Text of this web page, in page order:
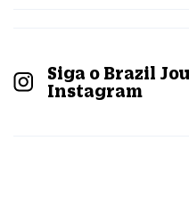
Siga o Brazil
Instagram